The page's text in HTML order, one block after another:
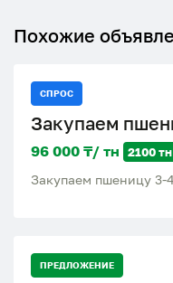
Похожие
СПРОС
Закупаем
96 000 ₸/ тн 2100 тн
ПРЕДЛОЖЕНИЕ